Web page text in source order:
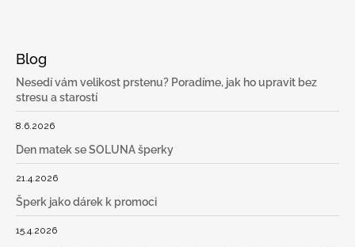
Blog
Nesedí vám velikost prstenu? Poradíme, jak ho upravit bez
stresu a starostí
8.6.2026
Den matek se SOLUNA šperky
21.4.2026
Šperk jako dárek k promoci
15.4.2026